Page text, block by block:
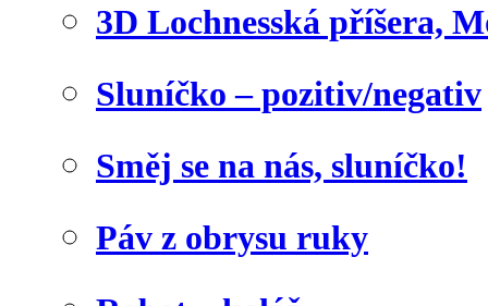
3D Lochnesská příšera,
Sluníčko – pozitiv/negativ
Směj se na nás, sluníčko!
Páv z obrysu ruky